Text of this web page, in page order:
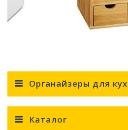
Органайзеры для
Каталог